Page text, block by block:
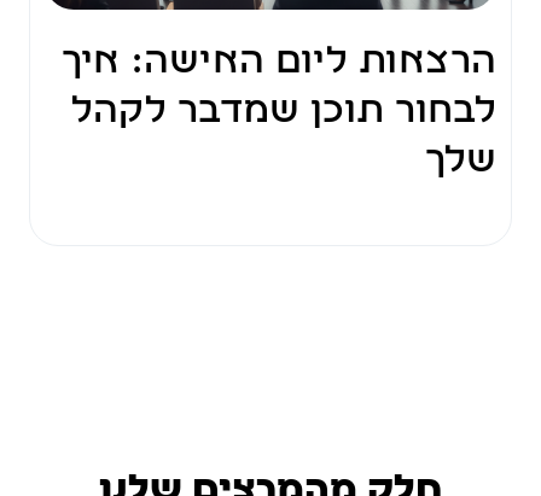
הרצאות ליום האישה: איך
לבחור תוכן שמדבר לקהל
שלך